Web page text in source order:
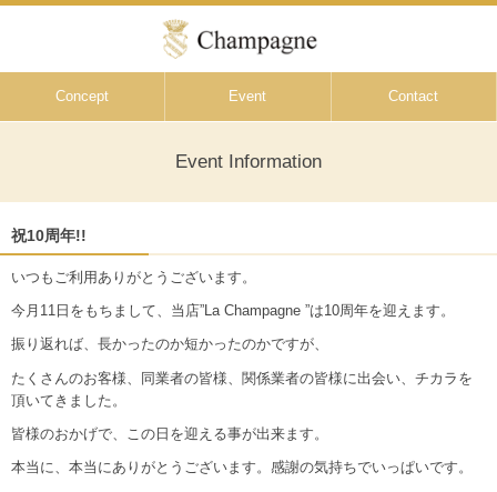
Concept Event Contact
Event Information
祝10周年!!
いつもご利用ありがとうございます。
今月11日をもちまして、当店”La Champagne ”は10周年を迎えます。
振り返れば、長かったのか短かったのかですが、
たくさんのお客様、同業者の皆様、関係業者の皆様に出会い、チカラを
頂いてきました。
皆様のおかげで、この日を迎える事が出来ます。
本当に、本当にありがとうございます。感謝の気持ちでいっぱいです。